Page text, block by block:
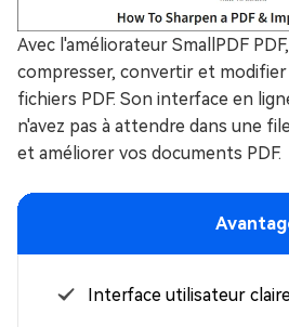
Avec l'améliorateur SmallPDF
compresser, convertir et
fichiers PDF. Son interface en
n'avez pas à attendre dans une
et améliorer vos documents PDF.
Interface utilisateur